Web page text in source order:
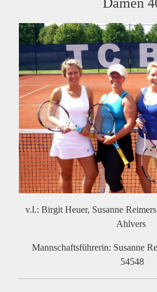
v.l.: Birgit Heuer, Susanne
Ahlvers
Mannschaftsführerin: Susanne
54548